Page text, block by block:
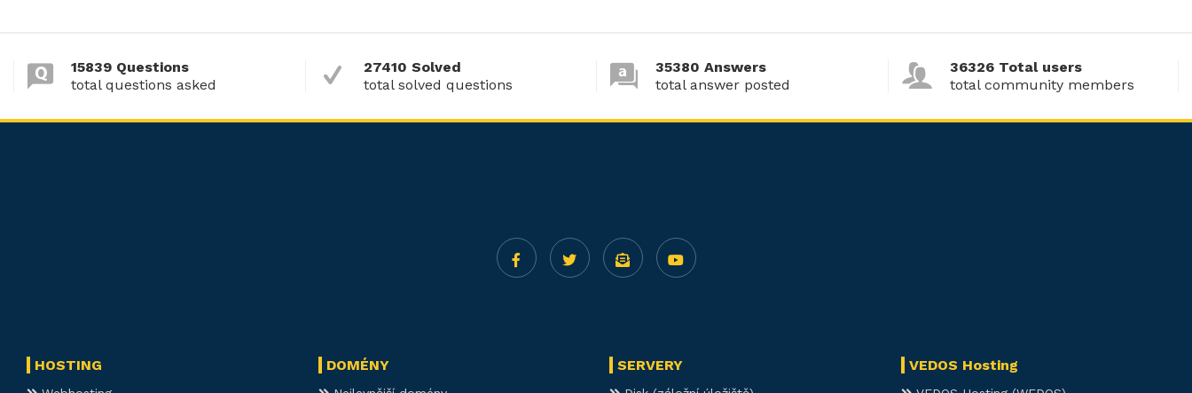
15839 Questions
total questions asked
27410 Solved
total solved questions
35380 Answers
total answer posted
36326 Total users
total community members
HOSTING DOMÉNY SERVERY VEDOS Hosting